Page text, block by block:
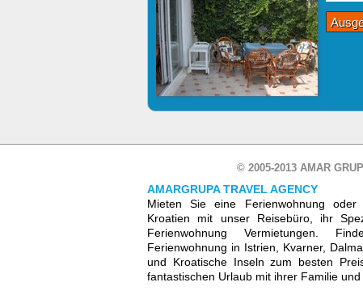
© 2005-2013 AMAR
AMARGRUPA TRAVEL AGENCY
Mieten Sie eine Ferienwohnung
Kroatien mit unser Reisebüro, ihr
Ferienwohnung Vermietungen.
Ferienwohnung in Istrien, Kvarner,
und Kroatische Inseln zum besten
fantastischen Urlaub mit ihrer Familie